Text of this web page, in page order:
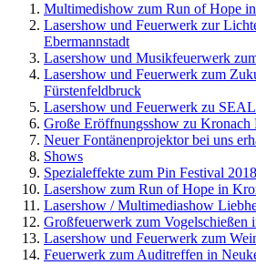
Multimedishow zum Run of Hope
Lasershow und Feuerwerk zur
Ebermannstadt
Lasershow und Musikfeuerwerk
Lasershow und Feuerwerk zum
Fürstenfeldbruck
Lasershow und Feuerwerk zu
Große Eröffnungsshow zu Kronach
Neuer Fontänenprojektor bei uns
Shows
Spezialeffekte zum Pin Festival 2018
Lasershow zum Run of Hope in
Lasershow / Multimediashow
Großfeuerwerk zum Vogelschießen
Lasershow und Feuerwerk zum
Feuerwerk zum Auditreffen in